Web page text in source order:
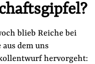
blieb Reiche bei
dem uns
hervorgeht: